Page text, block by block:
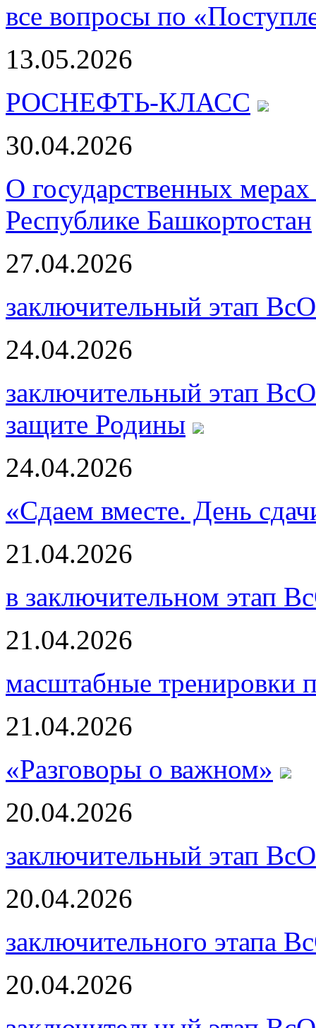
все вопросы по
13.05.2026
РОСНЕФТЬ-КЛАСС
30.04.2026
О государственных
Республике Башкортостан
27.04.2026
заключительный этап
24.04.2026
заключительный этап
защите Родины
24.04.2026
«Сдаем вместе. День
21.04.2026
в заключительном этап
21.04.2026
масштабные тренировки
21.04.2026
«Разговоры о важном»
20.04.2026
заключительный этап
20.04.2026
заключительного этапа
20.04.2026